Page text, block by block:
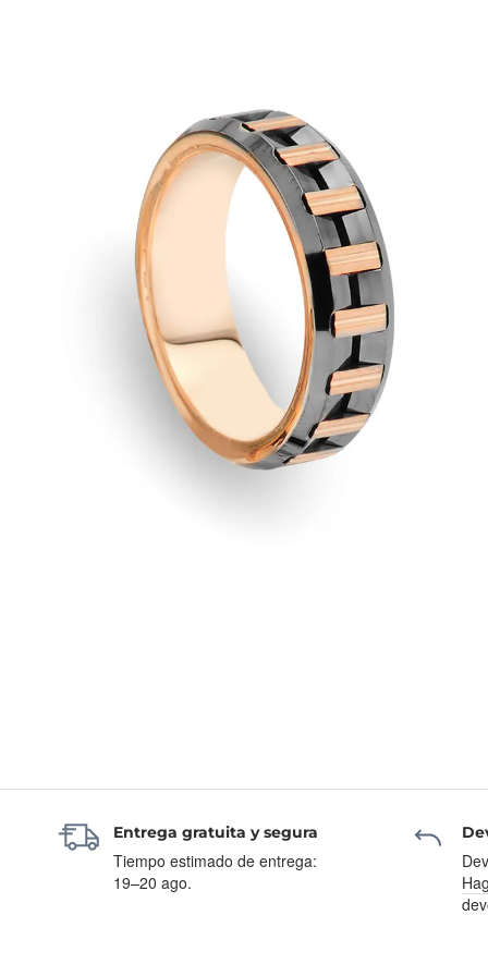
Entrega gratuita y segura
Tiempo estimado de entrega:
19–20 ago.